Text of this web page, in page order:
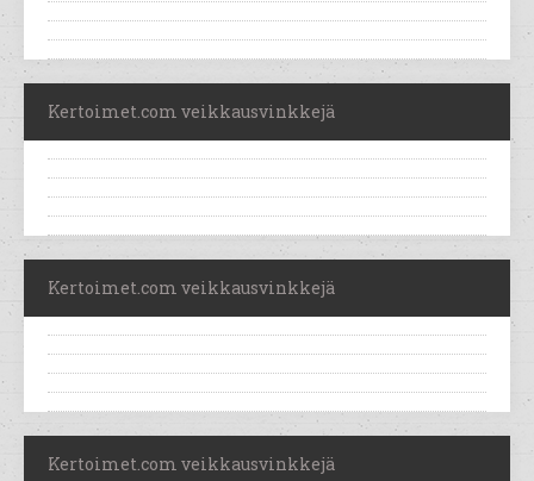
Kertoimet.com veikkausvinkkejä
Kertoimet.com veikkausvinkkejä
Kertoimet.com veikkausvinkkejä